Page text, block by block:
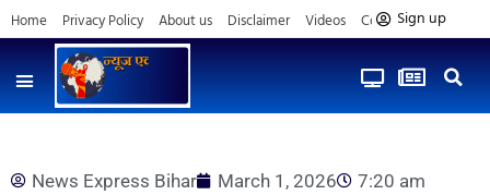
Home Privacy Policy About us Disclaimer Videos Contact us
Sign up
News Express Bihar March 1, 2026
7:20 am